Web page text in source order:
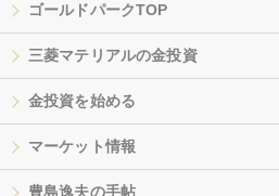
ゴールドパークTOP
三菱マテリアルの金投資
金投資を始める
マーケット情報
豊島逸夫の手帖